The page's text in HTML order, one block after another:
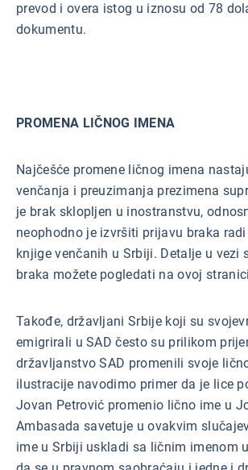
prevod i overa istog u iznosu od 78
dokumentu.
PROMENA LIČNOG IMENA
Najčešće promene ličnog imena
venčanja i preuzimanja prezimena
je brak sklopljen u inostranstvu,
neophodno je izvršiti prijavu braka
knjige venčanih u Srbiji. Detalje u vezi
braka možete pogledati na ovoj
Takođe, državljani Srbije koji su
emigrirali u SAD često su prilikom
državljanstvo SAD promenili svoje
ilustracije navodimo primer da je lice
Jovan Petrović promenio lično ime u
Ambasada savetuje u ovakvim
ime u Srbiji uskladi sa ličnim imenom